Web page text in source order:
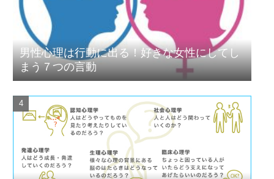
男性心理は行動に出る！好きな女性にしてし
まう７つの言動